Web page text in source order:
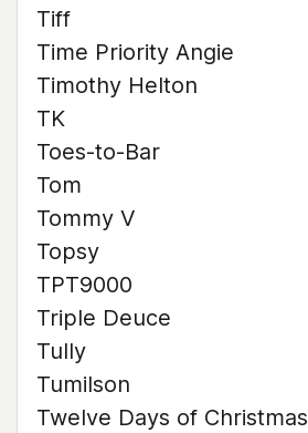
Tiff
Time Priority Angie
Timothy Helton
TK
Toes-to-Bar
Tom
Tommy V
Topsy
TPT9000
Triple Deuce
Tully
Tumilson
Twelve Days of Christmas